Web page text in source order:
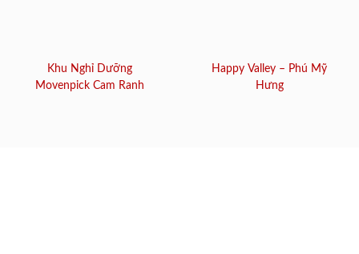
Khu Nghỉ Dưỡng
Movenpick Cam Ranh
Happy Valley – Phú Mỹ
Hưng